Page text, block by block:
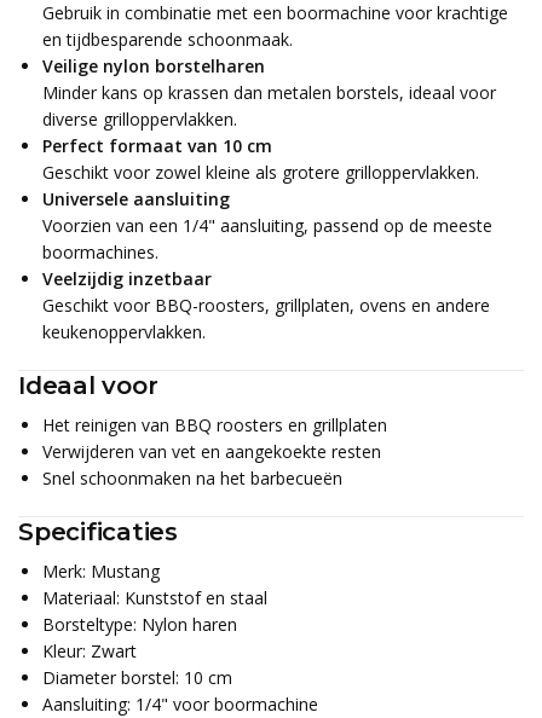
Gebruik in combinatie met een boormachine voor krachtige
en tijdbesparende schoonmaak.
Veilige nylon borstelharen
Minder kans op krassen dan metalen borstels, ideaal voor
diverse grilloppervlakken.
Perfect formaat van 10 cm
Geschikt voor zowel kleine als grotere grilloppervlakken.
Universele aansluiting
Voorzien van een 1/4" aansluiting, passend op de meeste
boormachines.
Veelzijdig inzetbaar
Geschikt voor BBQ-roosters, grillplaten, ovens en andere
keukenoppervlakken.
Ideaal voor
Het reinigen van BBQ roosters en grillplaten
Verwijderen van vet en aangekoekte resten
Snel schoonmaken na het barbecueën
Specificaties
Merk: Mustang
Materiaal: Kunststof en staal
Borsteltype: Nylon haren
Kleur: Zwart
Diameter borstel: 10 cm
Aansluiting: 1/4" voor boormachine